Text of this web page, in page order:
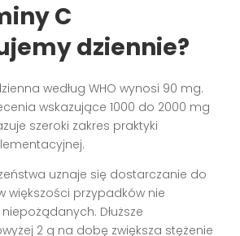
C
dziennie?
według WHO wynosi 90 mg.
wskazujące 1000 do 2000 mg
szeroki zakres praktyki
uznaje się dostarczanie do
większości przypadków nie
niepożądanych. Dłuższe
2 g na dobę zwiększa stężenie